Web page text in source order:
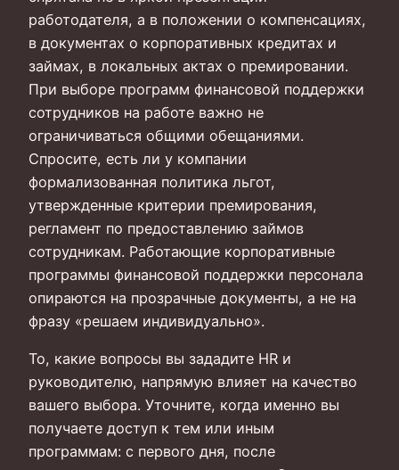
работодателя, а в положении о компенсациях,
в документах о корпоративных кредитах и
займах, в локальных актах о премировании.
При выборе программ финансовой поддержки
сотрудников на работе важно не
ограничиваться общими обещаниями.
Спросите, есть ли у компании
формализованная политика льгот,
утвержденные критерии премирования,
регламент по предоставлению займов
сотрудникам. Работающие корпоративные
программы финансовой поддержки персонала
опираются на прозрачные документы, а не на
фразу «решаем индивидуально».
То, какие вопросы вы зададите HR и
руководителю, напрямую влияет на качество
вашего выбора. Уточните, когда именно вы
получаете доступ к тем или иным
программам: с первого дня, после